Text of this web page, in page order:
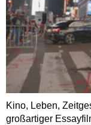
Kino, Leben,
großartiger